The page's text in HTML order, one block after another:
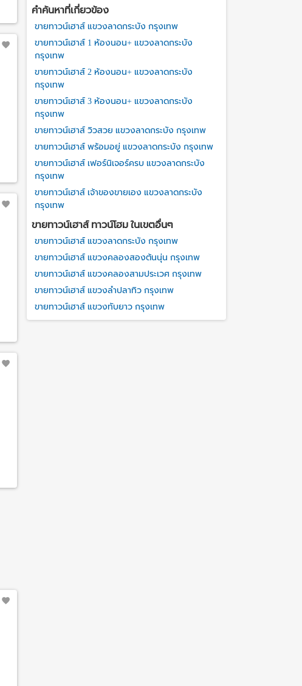
คำค้นหาที่เกี่ยวข้อง
ขายทาวน์เฮาส์ แขวงลาดกระบัง กรุงเทพ
ขายทาวน์เฮาส์ 1 ห้องนอน+ แขวงลาดกระบัง
กรุงเทพ
ขายทาวน์เฮาส์ 2 ห้องนอน+ แขวงลาดกระบัง
กรุงเทพ
ขายทาวน์เฮาส์ 3 ห้องนอน+ แขวงลาดกระบัง
กรุงเทพ
ขายทาวน์เฮาส์ วิวสวย แขวงลาดกระบัง กรุงเทพ
ขายทาวน์เฮาส์ พร้อมอยู่ แขวงลาดกระบัง กรุงเทพ
ขายทาวน์เฮาส์ เฟอร์นิเจอร์ครบ แขวงลาดกระบัง
กรุงเทพ
ขายทาวน์เฮาส์ เจ้าของขายเอง แขวงลาดกระบัง
กรุงเทพ
ขายทาวน์เฮาส์ ทาวน์โฮม ในเขตอื่นๆ
ขายทาวน์เฮาส์ แขวงลาดกระบัง กรุงเทพ
ขายทาวน์เฮาส์ แขวงคลองสองต้นนุ่น กรุงเทพ
ขายทาวน์เฮาส์ แขวงคลองสามประเวศ กรุงเทพ
ขายทาวน์เฮาส์ แขวงลำปลาทิว กรุงเทพ
ขายทาวน์เฮาส์ แขวงทับยาว กรุงเทพ